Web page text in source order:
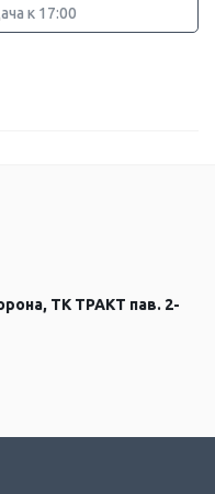
к 17:00
ТК ТРАКТ пав. 2-